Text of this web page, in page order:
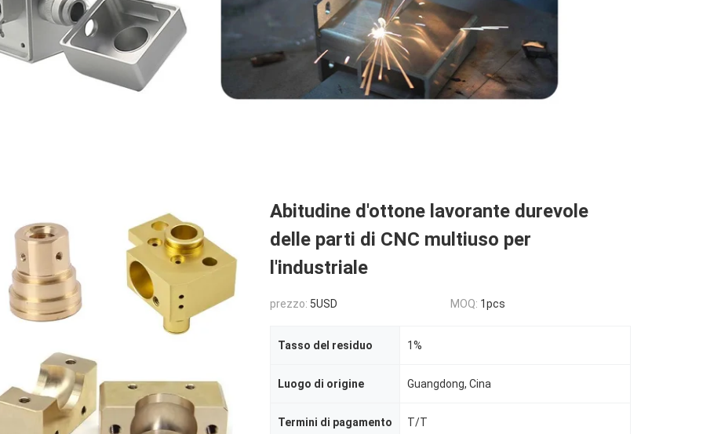
Abitudine d'ottone lavorante durevole
delle parti di CNC multiuso per
l'industriale
prezzo: 5USD MOQ: 1pcs
Tasso del residuo 1%
Luogo di origine Guangdong, Cina
Termini di pagamento T/T